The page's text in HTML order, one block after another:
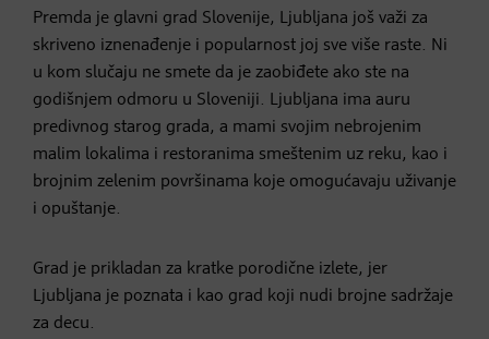
Premda je glavni grad Slovenije, Ljubljana još važi za
skriveno iznenađenje i popularnost joj sve više raste. Ni
u kom slučaju ne smete da je zaobiđete ako ste na
godišnjem odmoru u Sloveniji. Ljubljana ima auru
predivnog starog grada, a mami svojim nebrojenim
malim lokalima i restoranima smeštenim uz reku, kao i
brojnim zelenim površinama koje omogućavaju uživanje
i opuštanje.
Grad je prikladan za kratke porodične izlete, jer
Ljubljana je poznata i kao grad koji nudi brojne sadržaje
za decu.